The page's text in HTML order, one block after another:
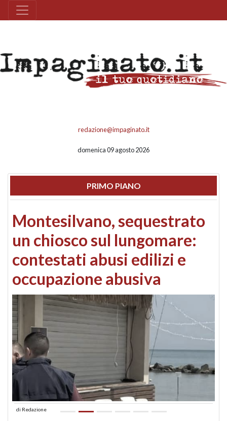
redazione@impaginato.it
domenica 09 agosto 2026
PRIMO PIANO
Montesilvano, sequestrato
un chiosco sul lungomare:
contestati abusi edilizi e
occupazione abusiva
di Redazione